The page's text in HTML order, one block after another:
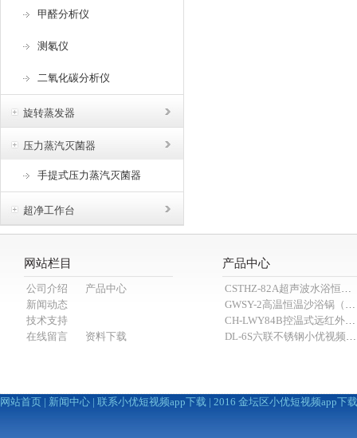
甲醛分析仪
测氡仪
二氧化碳分析仪
旋转蒸发器
压力蒸汽灭菌器
手提式压力蒸汽灭菌器
超净工作台
网站栏目
公司介绍
产品中心
新闻动态
技术支持
在线留言
资料下载
产品中心
CSTHZ-82A超声波水浴恒温小优视频老版本
GWSY-2高温恒温沙浴锅（600℃）
CH-LWY84B控温式远红外消煮炉
DL-6S六联不锈钢小优视频APP官网下载为爱而生（抽滤装置）
网站首页 | 新闻中心 | 联系小优短视频app下载 | 2016 金坛区小优短视频app下